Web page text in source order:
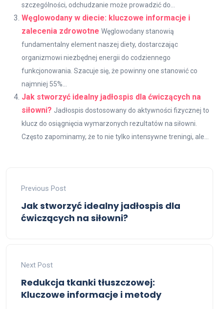
szczególności, odchudzanie może prowadzić do...
Węglowodany w diecie: kluczowe informacje i
zalecenia zdrowotne Węglowodany stanowią
fundamentalny element naszej diety, dostarczając
organizmowi niezbędnej energii do codziennego
funkcjonowania. Szacuje się, że powinny one stanowić co
najmniej 55%...
Jak stworzyć idealny jadłospis dla ćwiczących na
siłowni? Jadłospis dostosowany do aktywności fizycznej to
klucz do osiągnięcia wymarzonych rezultatów na siłowni.
Często zapominamy, że to nie tylko intensywne treningi, ale...
Previous Post
Jak stworzyć idealny jadłospis dla
ćwiczących na siłowni?
Next Post
Redukcja tkanki tłuszczowej:
Kluczowe informacje i metody